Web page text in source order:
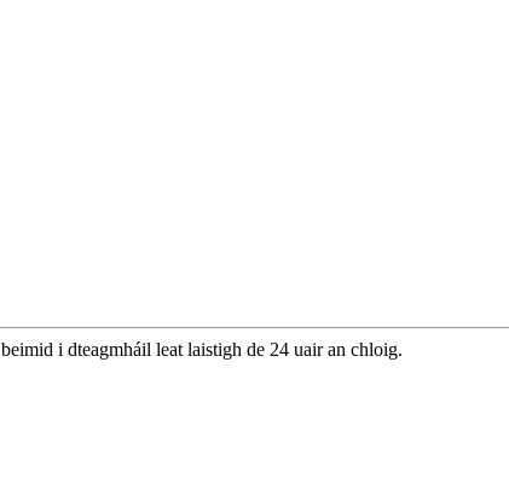
i dteagmháil leat laistigh de 24 uair an chloig.